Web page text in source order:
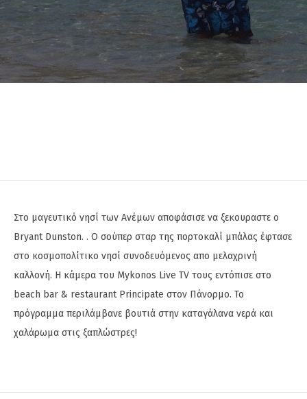
Στο μαγευτικό νησί των Ανέμων αποφάσισε να ξεκουραστε ο
Bryant Dunston. . Ο σούπερ σταρ της πορτοκαλί μπάλας έφτασε
στο κοσμοπολίτικο νησί συνοδευόμενος απο μελαχρινή
καλλονή. Η κάμερα του Mykonos Live TV τους εντόπισε στο
beach bar & restaurant Principate στον Πάνορμο. Το
πρόγραμμα περιλάμβανε βουτιά στην καταγάλανα νερά και
χαλάρωμα στις ξαπλώστρες!